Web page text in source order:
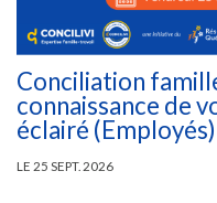
Conciliation
connaissance de
éclairé (Employés)
LE 25 SEPT. 2026